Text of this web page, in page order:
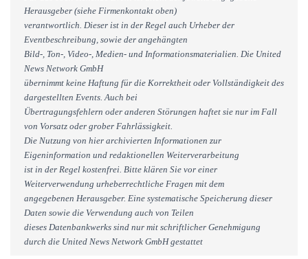
Herausgeber (siehe Firmenkontakt oben)
verantwortlich. Dieser ist in der Regel auch Urheber der
Eventbeschreibung, sowie der angehängten
Bild-, Ton-, Video-, Medien- und Informationsmaterialien. Die United
News Network GmbH
übernimmt keine Haftung für die Korrektheit oder Vollständigkeit des
dargestellten Events. Auch bei
Übertragungsfehlern oder anderen Störungen haftet sie nur im Fall
von Vorsatz oder grober Fahrlässigkeit.
Die Nutzung von hier archivierten Informationen zur
Eigeninformation und redaktionellen Weiterverarbeitung
ist in der Regel kostenfrei. Bitte klären Sie vor einer
Weiterverwendung urheberrechtliche Fragen mit dem
angegebenen Herausgeber. Eine systematische Speicherung dieser
Daten sowie die Verwendung auch von Teilen
dieses Datenbankwerks sind nur mit schriftlicher Genehmigung
durch die United News Network GmbH gestattet